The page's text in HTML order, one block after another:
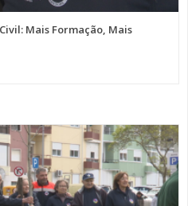
Mais Formação, Mais